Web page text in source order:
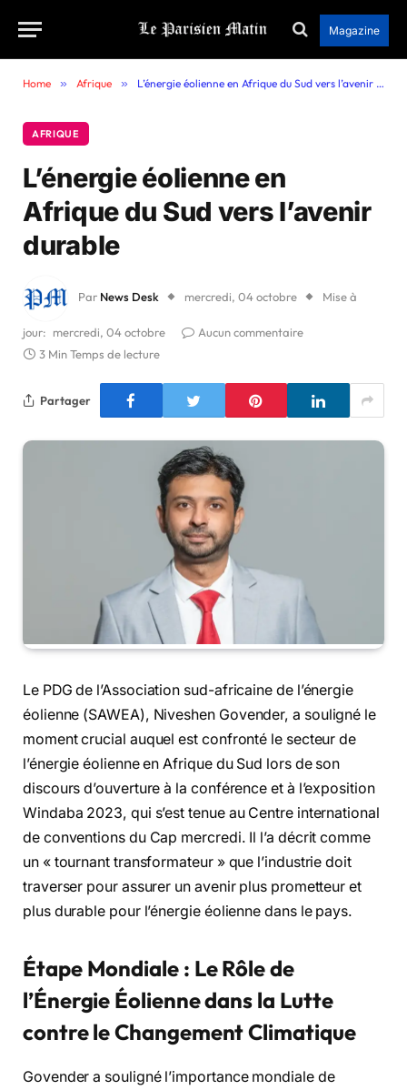
Magazine
Home » Afrique » L’énergie éolienne en Afrique du Sud vers l’avenir durable
AFRIQUE
L’énergie éolienne en
Afrique du Sud vers l’avenir
durable
Par News Desk mercredi, 04 octobre Mise à
jour: mercredi, 04 octobre
Aucun commentaire
3 Min Temps de lecture
Partager
Le PDG de l’Association sud-africaine de l’énergie
éolienne (SAWEA), Niveshen Govender, a souligné le
moment crucial auquel est confronté le secteur de
l’énergie éolienne en Afrique du Sud lors de son
discours d’ouverture à la conférence et à l’exposition
Windaba 2023, qui s’est tenue au Centre international
de conventions du Cap mercredi. Il l’a décrit comme
un « tournant transformateur » que l’industrie doit
traverser pour assurer un avenir plus prometteur et
plus durable pour l’énergie éolienne dans le pays.
Étape Mondiale : Le Rôle de
l’Énergie Éolienne dans la Lutte
contre le Changement Climatique
Govender a souligné l’importance mondiale de